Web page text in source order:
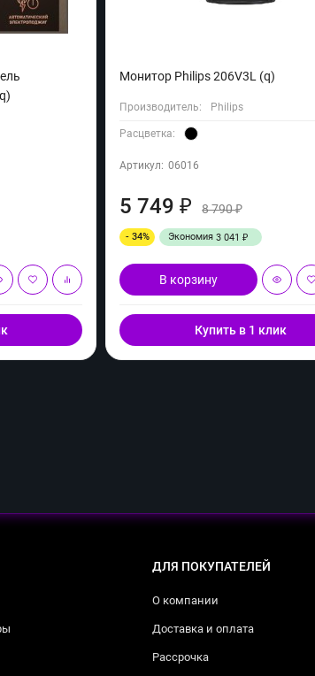
Монитор Philips 206V3L (q)
Производитель: Philips
Расцветка:
Артикул: 06016
5 749₽ 8 790₽
- 34% Экономия3 041₽
В корзину
Купить в 1 клик
ДЛЯ ПОКУПАТЕЛЕЙ
О компании
Доставка и оплата
Рассрочка